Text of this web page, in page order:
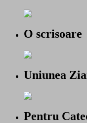
O scrisoare
Uniunea
Pentru